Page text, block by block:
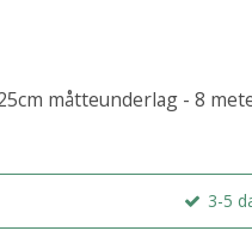
måtteunderlag - 8
3-5